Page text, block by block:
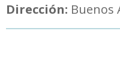
Dirección: Buenos